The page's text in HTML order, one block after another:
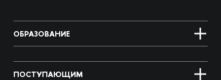
ОБРАЗОВАНИЕ
ПОСТУПАЮЩИМ